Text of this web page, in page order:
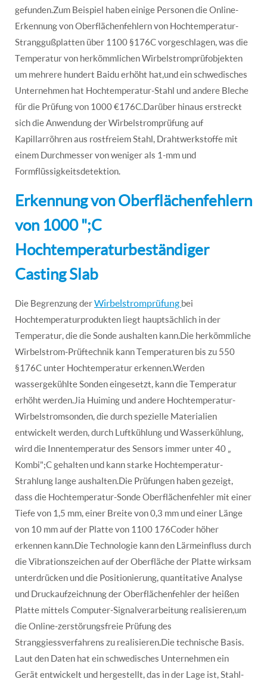
gefunden.Zum Beispiel haben einige Personen die Online-
Erkennung von Oberflächenfehlern von Hochtemperatur-
Stranggußplatten über 1100 §176C vorgeschlagen, was die
Temperatur von herkömmlichen Wirbelstromprüfobjekten
um mehrere hundert Baidu erhöht hat,und ein schwedisches
Unternehmen hat Hochtemperatur-Stahl und andere Bleche
für die Prüfung von 1000 €176C.Darüber hinaus erstreckt
sich die Anwendung der Wirbelstromprüfung auf
Kapillarröhren aus rostfreiem Stahl, Drahtwerkstoffe mit
einem Durchmesser von weniger als 1-mm und
Formflüssigkeitsdetektion.
Erkennung von Oberflächenfehlern
von 1000 ";C
Hochtemperaturbeständiger
Casting Slab
Die Begrenzung derWirbelstromprüfung bei
Hochtemperaturprodukten liegt hauptsächlich in der
Temperatur, die die Sonde aushalten kann.Die herkömmliche
Wirbelstrom-Prüftechnik kann Temperaturen bis zu 550
§176C unter Hochtemperatur erkennen.Werden
wassergekühlte Sonden eingesetzt, kann die Temperatur
erhöht werden.Jia Huiming und andere Hochtemperatur-
Wirbelstromsonden, die durch spezielle Materialien
entwickelt werden, durch Luftkühlung und Wasserkühlung,
wird die Innentemperatur des Sensors immer unter 40 „
Kombi";C gehalten und kann starke Hochtemperatur-
Strahlung lange aushalten.Die Prüfungen haben gezeigt,
dass die Hochtemperatur-Sonde Oberflächenfehler mit einer
Tiefe von 1,5 mm, einer Breite von 0,3 mm und einer Länge
von 10 mm auf der Platte von 1100 176Coder höher
erkennen kann.Die Technologie kann den Lärmeinfluss durch
die Vibrationszeichen auf der Oberfläche der Platte wirksam
unterdrücken und die Positionierung, quantitative Analyse
und Druckaufzeichnung der Oberflächenfehler der heißen
Platte mittels Computer-Signalverarbeitung realisieren,um
die Online-zerstörungsfreie Prüfung des
Stranggiessverfahrens zu realisieren.Die technische Basis.
Laut den Daten hat ein schwedisches Unternehmen ein
Gerät entwickelt und hergestellt, das in der Lage ist, Stahl-